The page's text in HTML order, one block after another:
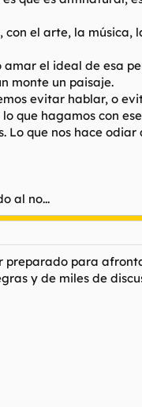
el arte, la
el ideal de esa
monte un paisaje.
evitar hablar, o
que hagamos con
Lo que nos hace
al no...
preparado para
y de miles de